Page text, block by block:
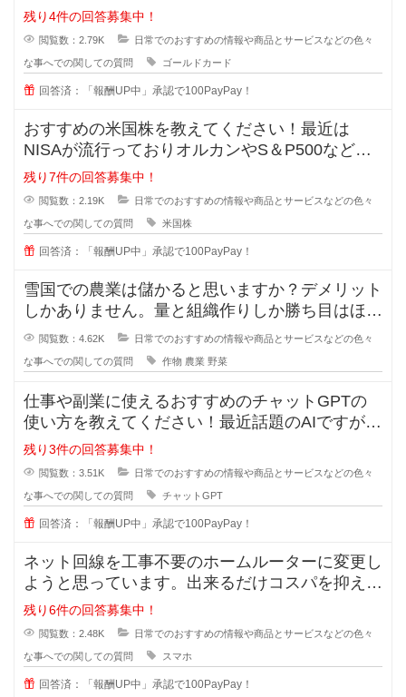
持てると知ったのですが、種類が多
残り4件の回答募集中！
閲覧数：2.79K 日常でのおすすめの情報や商品とサービスなどの色々
な事へでの関しての質問 ゴールドカード
回答済：「報酬UP中」承認で100PayPay！
おすすめの米国株を教えてください！最近は
NISAが流行っておりオルカンやS＆P500などが
主流ですが、皆が同じものに投資
残り7件の回答募集中！
閲覧数：2.19K 日常でのおすすめの情報や商品とサービスなどの色々
な事へでの関しての質問 米国株
回答済：「報酬UP中」承認で100PayPay！
雪国での農業は儲かると思いますか？デメリット
しかありません。量と組織作りしか勝ち目はほと
んどありません。場所の取り合いは
閲覧数：4.62K 日常でのおすすめの情報や商品とサービスなどの色々
な事へでの関しての質問 作物 農業 野菜
仕事や副業に使えるおすすめのチャットGPTの
使い方を教えてください！最近話題のAIですが、
実は上手く扱えずどうすれば実用
残り3件の回答募集中！
閲覧数：3.51K 日常でのおすすめの情報や商品とサービスなどの色々
な事へでの関しての質問 チャットGPT
回答済：「報酬UP中」承認で100PayPay！
ネット回線を工事不要のホームルーターに変更し
ようと思っています。出来るだけコスパを抑えた
いです。オススメのルーターやプラ
残り6件の回答募集中！
閲覧数：2.48K 日常でのおすすめの情報や商品とサービスなどの色々
な事へでの関しての質問 スマホ
回答済：「報酬UP中」承認で100PayPay！